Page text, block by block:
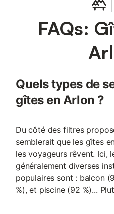
FAQs:
Quels types de
gîtes en Arlon ?
Du côté des filtres
semblerait que les gîtes
les voyageurs rêvent. Ici,
généralement diverses
populaires sont : balcon
%), et piscine (92 %)...